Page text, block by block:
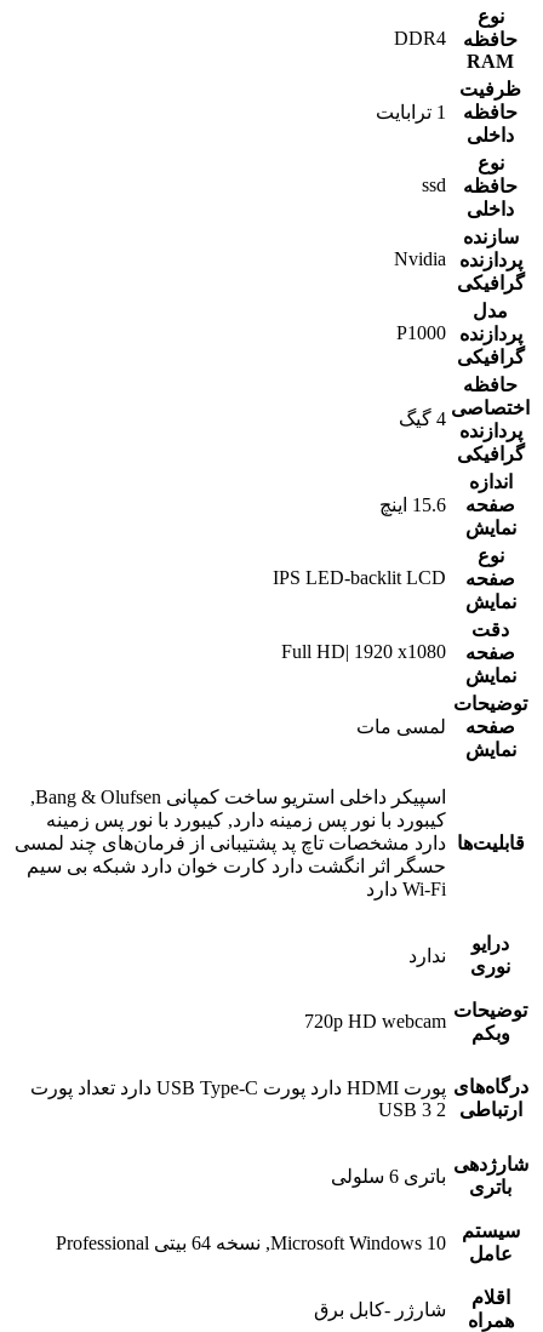
نوع
حافظه
RAM
DDR4
ظرفیت
حافظه
داخلی
1 ترابایت
نوع
حافظه
داخلی
ssd
سازنده
پردازنده
گرافیکی
Nvidia
مدل
پردازنده
گرافیکی
P1000
حافظه
اختصاصی
پردازنده
گرافیکی
4 گیگ
اندازه
صفحه
نمایش
15.6 اینچ
نوع
صفحه
نمایش
IPS LED-backlit LCD
دقت
صفحه
نمایش
Full HD| 1920 x1080
توضیحات
صفحه
نمایش
لمسی مات
قابلیت‌ها
اسپیکر داخلی استریو ساخت کمپانی Bang & Olufsen,
کیبورد با نور پس زمینه دارد, کیبورد با نور پس زمینه
دارد مشخصات تاچ پد پشتیبانی از فرمان‌های چند لمسی
حسگر اثر انگشت دارد کارت خوان دارد شبکه بی سیم
Wi-Fi دارد
درایو
نوری
ندارد
توضیحات
وبکم
720p HD webcam
درگاه‌های
ارتباطی
پورت HDMI دارد پورت USB Type-C دارد تعداد پورت
USB 3 2
شارژدهی
باتری
باتری 6 سلولی
سیستم
عامل
Microsoft Windows 10, نسخه 64 بیتی Professional
اقلام
همراه
شارژر -کابل برق